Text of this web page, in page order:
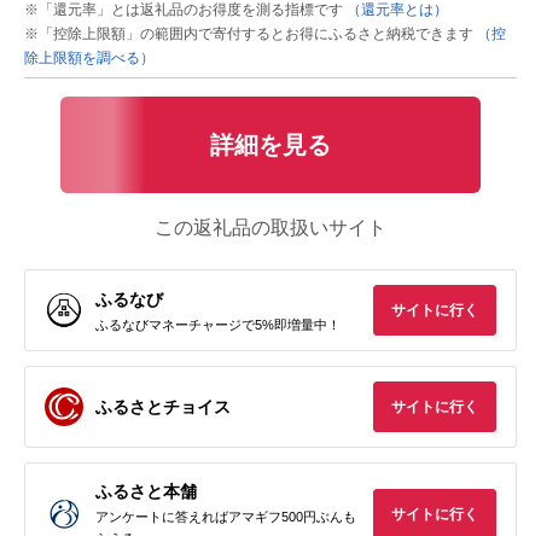
※「還元率」とは返礼品のお得度を測る指標です
（還元率とは）
※「控除上限額」の範囲内で寄付するとお得にふるさと納税できます
（控
除上限額を調べる）
詳細を見る
この返礼品の取扱いサイト
ふるなび
ふるなびマネーチャージで5%即増量中！
サイトに行く
ふるさとチョイス サイトに行く
ふるさと本舗
アンケートに答えればアマギフ500円ぶんも
サイトに行く